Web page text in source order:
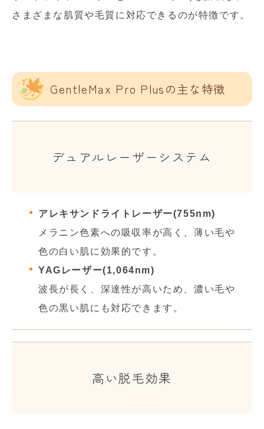
さまざまな肌質や毛質に対応できるのが特徴です。
GentleMax Pro Plusの主な特徴
デュアルレーザーシステム
アレキサンドライトレーザー(755nm)
メラニン色素への吸収率が高く、薄い毛や
色の白い肌に効果的です。
YAGレーザー(1,064nm)
波長が長く、深達性が高いため、濃い毛や
色の黒い肌にも対応できます。
高い脱毛効果